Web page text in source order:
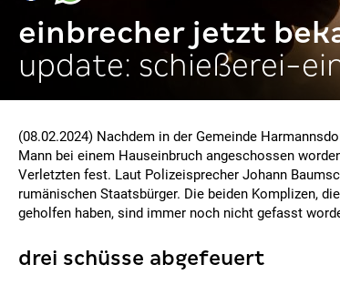
einbrecher jetzt
update: schießerei-
(08.02.2024) Nachdem in der Gemeinde
Mann bei einem Hauseinbruch angeschossen
Verletzten fest. Laut Polizeisprecher Johann
rumänischen Staatsbürger. Die beiden Komplizen,
geholfen haben, sind immer noch nicht gefasst
drei schüsse abgefeuert